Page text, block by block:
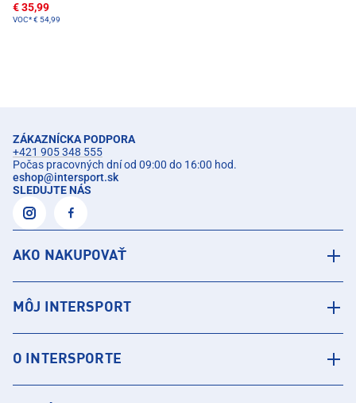
€ 35,99
VOC*€ 54,99
ZÁKAZNÍCKA PODPORA
+421 905 348 555
Počas pracovných dní od 09:00 do 16:00 hod.
eshop@intersport.sk
SLEDUJTE NÁS
AKO NAKUPOVAŤ
MÔJ INTERSPORT
O INTERSPORTE